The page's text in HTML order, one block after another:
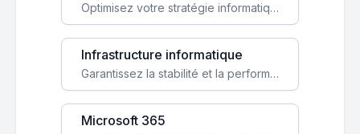
Optimisez votre stratégie informatique avec l'expertise de nos consultants pour améliorer votre efficacité et sécurité.
Infrastructure informatique
Garantissez la stabilité et la performance de votre entreprise avec une infrastructure IT sécurisée et évolutive.
Microsoft 365